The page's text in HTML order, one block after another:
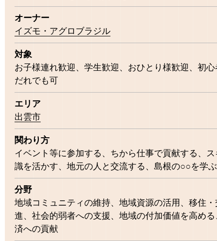
オーナー
イズモ・アグロブラジル
対象
お子様連れ歓迎
学生歓迎 おひとり様歓迎
初心
だれでも可
エリア
出雲市
関わり方
イベント等に参加する
ちから仕事で貢献する
識を活かす
地元の人と交流する 島根の○○を学ぶ
分野
地域コミュニティの維持
地域資源の活用
移住
進
社会的弱者への支援
地域の付加価値を高める
済への貢献